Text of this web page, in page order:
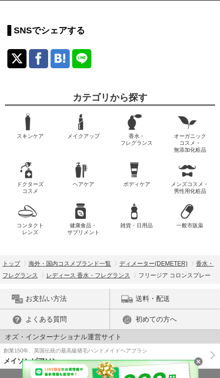
SNSでシェアする
カテゴリから探す
スキンケア メイクアップ
香水・
フレグランス
オーガニック
コスメ・
無添加化粧品
ドクターズ
コスメ
ヘアケア ボディケア
メンズコスメ・
男性用化粧品
コンタクト
レンズ
健康食品・
サプリメント
雑貨・日用品 一般市販薬
トップ 海外・国内コスメブランド一覧 ディメーター(DEMETER)
香水・
フレグランス
レディース 香水・フレグランス フリージア コロンスプレー
お支払い方法 送料・配送
よくある質問 初めての方へ
オズ・インターナショナル運営サイト
創業150年、英国伝統の最高級猪毛ハンドメイドヘアブラシ
メイソンピアソン